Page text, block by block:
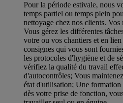
Pour la période estivale, nous
temps partiel ou temps plein
nettoyage chez nos clients. Vos
Vous gérez les différentes
votre ou vos chantiers et en
consignes qui vous sont
les protocoles d'hygiène et de
vérifiez la qualité du travail
d'autocontrôles; Vous
état d'utilisation; Une formation
dès votre prise de fonction,